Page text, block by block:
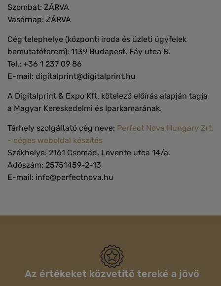
Az értékeket közvetítő tereké a jövő
Szombat: ZÁRVA
Vasárnap: ZÁRVA
Cég telephelye (központi iroda és üzleti ügyfelek
bemutatóterem): 1139 Budapest, Fáy utca 8.
Tel.: +36 1 237 09 86
E-mail: digitalprint@digitalprint.hu
A Digitalprint & Expo Kft. kötelező előírás alapján tagja
a Magyar Kereskedelmi és Iparkamarának.
Tárhely szolgáltató cég neve: Perfect Nova Hungary Zrt.
- céges weboldal készítés
Székhelye: 2161 Csomád, Levente utca 14/a.
Adószám: 25751459-2-13
E-mail: info@perfectnova.hu